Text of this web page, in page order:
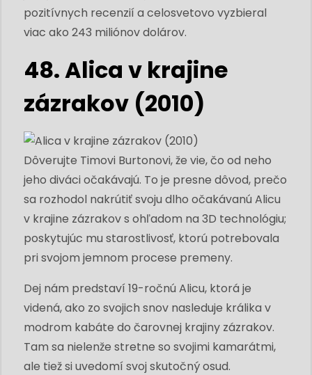
pozitívnych recenzií a celosvetovo vyzbieral
viac ako 243 miliónov dolárov.
48. Alica v krajine
zázrakov (2010)
Dôverujte Timovi Burtonovi, že vie, čo od neho
jeho diváci očakávajú. To je presne dôvod, prečo
sa rozhodol nakrútiť svoju dlho očakávanú Alicu
v krajine zázrakov s ohľadom na 3D technológiu;
poskytujúc mu starostlivosť, ktorú potrebovala
pri svojom jemnom procese premeny.
Dej nám predstaví 19-ročnú Alicu, ktorá je
videná, ako zo svojich snov nasleduje králika v
modrom kabáte do čarovnej krajiny zázrakov.
Tam sa nielenže stretne so svojimi kamarátmi,
ale tiež si uvedomí svoj skutočný osud.